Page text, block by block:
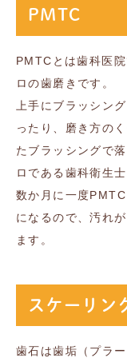
PMTC
PMTCとは歯科医
ロの歯磨きです。
上手にブラッシン
ったり、磨き方の
たブラッシングで
ロである歯科衛生
数か月に一度
になるので、汚れ
ます。
スケーリン
歯石は歯垢（プラ